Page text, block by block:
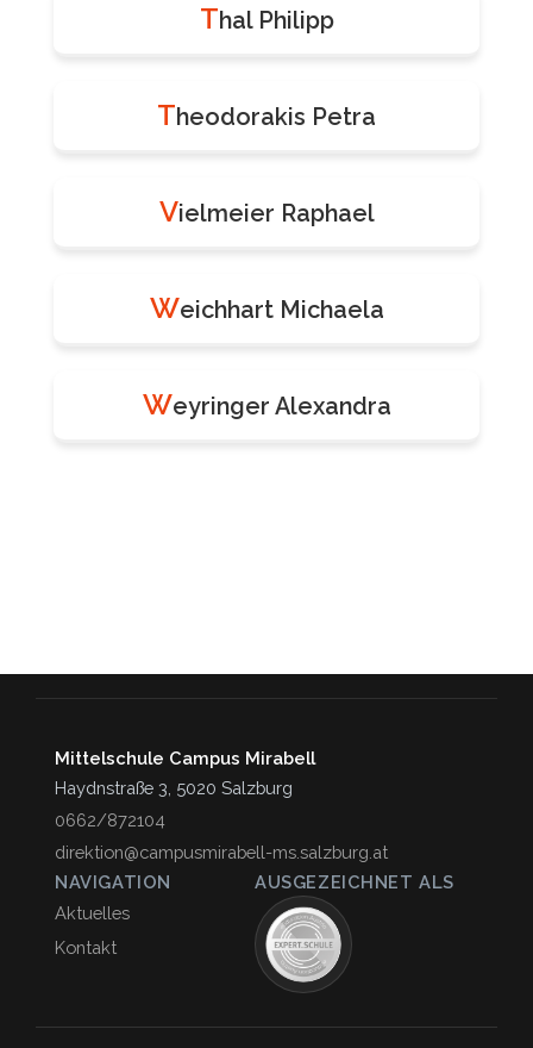
Thal Philipp
Theodorakis Petra
Vielmeier Raphael
Weichhart Michaela
Weyringer Alexandra
Mittelschule Campus Mirabell
Haydnstraße 3, 5020 Salzburg
0662/872104
direktion@campusmirabell-ms.salzburg.at
NAVIGATION
Aktuelles
Kontakt
AUSGEZEICHNET ALS